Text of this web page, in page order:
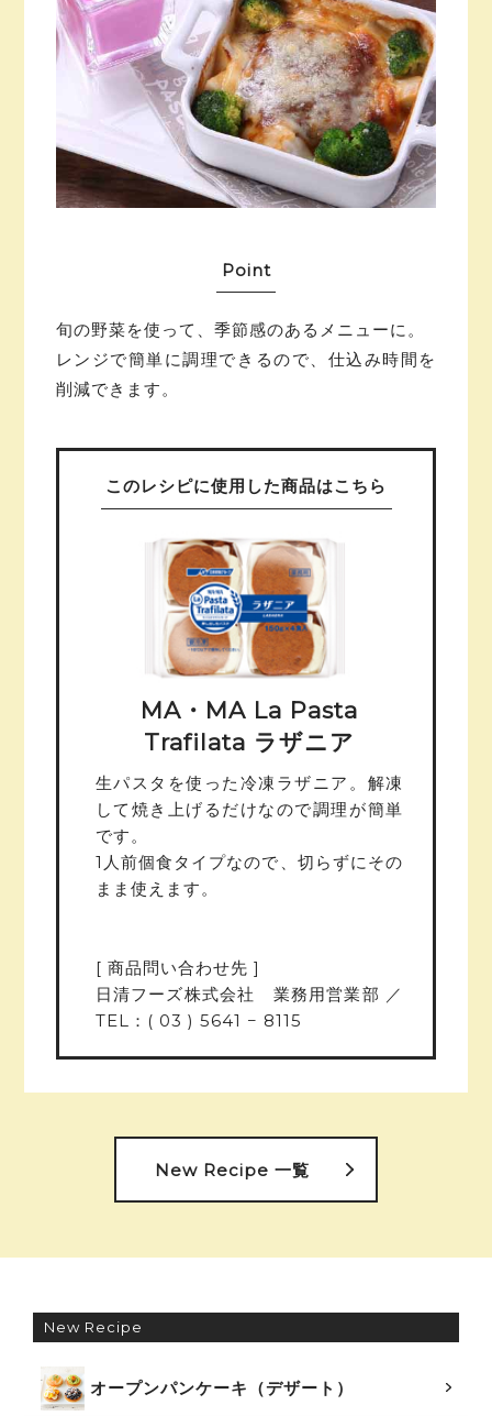
Point
旬の野菜を使って、季節感のあるメニューに。
レンジで簡単に調理できるので、仕込み時間を
削減できます。
このレシピに使用した商品はこちら
MA・MA La Pasta
Trafilata ラザニア
生パスタを使った冷凍ラザニア。解凍
して焼き上げるだけなので調理が簡単
です。
1人前個食タイプなので、切らずにその
まま使えます。
[ 商品問い合わせ先 ]
日清フーズ株式会社 業務用営業部 ／
TEL：( 03 ) 5641 − 8115
New Recipe 一覧
New Recipe
オープンパンケーキ（デザート）